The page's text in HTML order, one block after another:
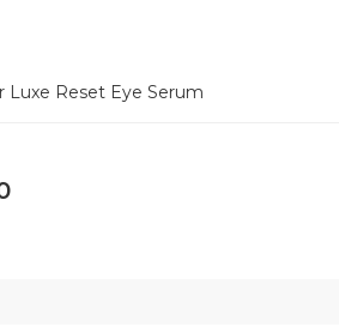
Luxe Reset Eye Serum